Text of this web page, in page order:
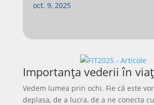
oct. 9, 2025
Importanța vederii în
Vedem lumea prin ochi. Fie că este
deplasa, de a lucra, de a ne conecta